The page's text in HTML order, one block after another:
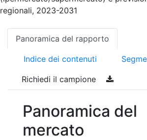
regionali, 2023-2031
Panoramica del rapporto
Indice dei contenuti
Richiedi il campione
Panoramica del
mercato